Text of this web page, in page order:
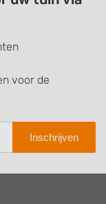
voor de
Inschrijven